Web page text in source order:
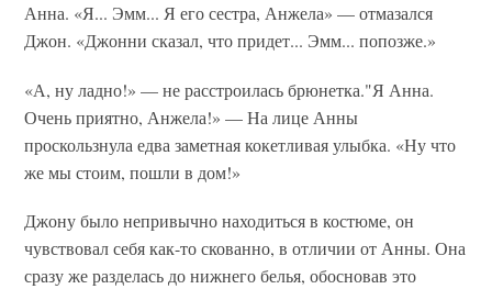
Анна. «Я... Эмм... Я его сестра, Анжела» — отмазался
Джон. «Джонни сказал, что придет... Эмм... попозже.»
«А, ну ладно!» — не расстроилась брюнетка."Я Анна.
Очень приятно, Анжела!» — На лице Анны
проскользнула едва заметная кокетливая улыбка. «Ну что
же мы стоим, пошли в дом!»
Джону было непривычно находиться в костюме, он
чувствовал себя как-то скованно, в отличии от Анны. Она
сразу же разделась до нижнего белья, обосновав это